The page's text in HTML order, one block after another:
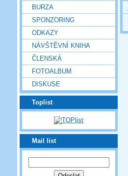
BURZA
SPONZORING
ODKAZY
NÁVŠTĚVNÍ KNIHA
ČLENSKÁ
FOTOALBUM
DISKUSE
Toplist
Mail list